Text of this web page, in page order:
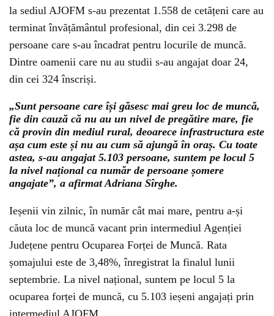
la sediul AJOFM s-au prezentat 1.558 de cetățeni care au
terminat învățământul profesional, din cei 3.298 de
persoane care s-au încadrat pentru locurile de muncă.
Dintre oamenii care nu au studii s-au angajat doar 24,
din cei 324 înscriși.
„Sunt persoane care își găsesc mai greu loc de muncă,
fie din cauză că nu au un nivel de pregătire mare, fie
că provin din mediul rural, deoarece infrastructura este
așa cum este și nu au cum să ajungă în oraș. Cu toate
astea, s-au angajat 5.103 persoane, suntem pe locul 5
la nivel național ca număr de persoane șomere
angajate”, a afirmat Adriana Sîrghe.
Ieșenii vin zilnic, în număr cât mai mare, pentru a-și
căuta loc de muncă vacant prin intermediul Agenției
Județene pentru Ocuparea Forței de Muncă. Rata
șomajului este de 3,48%, înregistrat la finalul lunii
septembrie. La nivel național, suntem pe locul 5 la
ocuparea forței de muncă, cu 5.103 ieșeni angajați prin
intermediul AJOFM.